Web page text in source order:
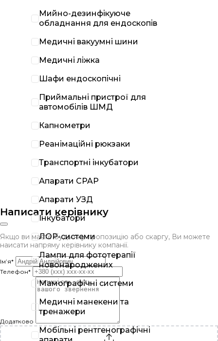
Мийно-дезинфікуюче
обладнання для ендоскопів
Медичні вакуумні шини
Медичні ліжка
Шафи ендоскопічні
Приймальні пристрої для
автомобілів ШМД
Капнометри
Реанімаційні рюкзаки
Транспортні інкубатори
Апарати CPAP
Апарати УЗД
Інкубатори
ЛОР-системи
Лампи для фототерапії
новонароджених
Мамографічні системи
Медичні манекени та
тренажери
Мобільні рентгенографічні
Написати керівнику
Якщо ви маєте будь-яку пропозицію або скаргу, Ви можете
наисати напряму керівнику компанії.
Ім’я*
Телефон*
Додатково